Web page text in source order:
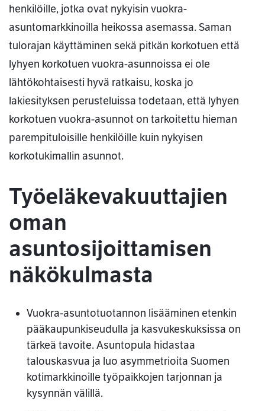
henkilöille, jotka ovat nykyisin vuokra-
asuntomarkkinoilla heikossa asemassa. Saman
tulorajan käyttäminen sekä pitkän korkotuen että
lyhyen korkotuen vuokra-asunnoissa ei ole
lähtökohtaisesti hyvä ratkaisu, koska jo
lakiesityksen perusteluissa todetaan, että lyhyen
korkotuen vuokra-asunnot on tarkoitettu hieman
parempituloisille henkilöille kuin nykyisen
korkotukimallin asunnot.
Työeläkevakuuttajien
oman
asuntosijoittamisen
näkökulmasta
Vuokra-asuntotuotannon lisääminen etenkin
pääkaupunkiseudulla ja kasvukeskuksissa on
tärkeä tavoite. Asuntopula hidastaa
talouskasvua ja luo asymmetrioita Suomen
kotimarkkinoille työpaikkojen tarjonnan ja
kysynnän välillä.